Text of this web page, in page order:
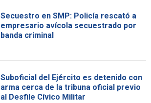
Secuestro en SMP: Policía rescató a
empresario avícola secuestrado por
banda criminal
Suboficial del Ejército es detenido con
arma cerca de la tribuna oficial previo
al Desfile Cívico Militar